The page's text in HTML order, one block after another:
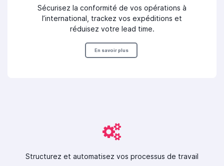
Sécurisez la conformité de vos opérations à
l’international, trackez vos expéditions et
réduisez votre lead time.
En savoir plus
Structurez et automatisez vos processus de travail